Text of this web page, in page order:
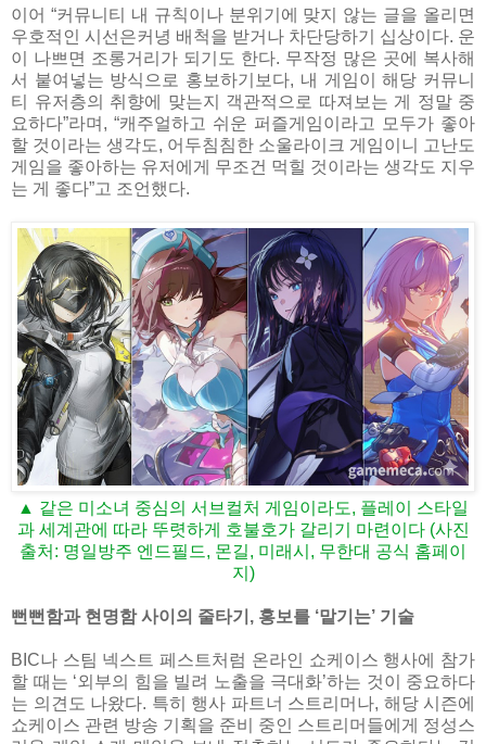
이어 “커뮤니티 내 규칙이나 분위기에 맞지 않는 글을 올리면
우호적인 시선은커녕 배척을 받거나 차단당하기 십상이다. 운
이 나쁘면 조롱거리가 되기도 한다. 무작정 많은 곳에 복사해
서 붙여넣는 방식으로 홍보하기보다, 내 게임이 해당 커뮤니
티 유저층의 취향에 맞는지 객관적으로 따져보는 게 정말 중
요하다”라며, “캐주얼하고 쉬운 퍼즐게임이라고 모두가 좋아
할 것이라는 생각도, 어두침침한 소울라이크 게임이니 고난도
게임을 좋아하는 유저에게 무조건 먹힐 것이라는 생각도 지우
는 게 좋다”고 조언했다.
▲ 같은 미소녀 중심의 서브컬처 게임이라도, 플레이 스타일
과 세계관에 따라 뚜렷하게 호불호가 갈리기 마련이다 (사진
출처: 명일방주 엔드필드, 몬길, 미래시, 무한대 공식 홈페이
지)
뻔뻔함과 현명함 사이의 줄타기, 홍보를 ‘맡기는’ 기술
BIC나 스팀 넥스트 페스트처럼 온라인 쇼케이스 행사에 참가
할 때는 ‘외부의 힘을 빌려 노출을 극대화’하는 것이 중요하다
는 의견도 나왔다. 특히 행사 파트너 스트리머나, 해당 시즌에
쇼케이스 관련 방송 기획을 준비 중인 스트리머들에게 정성스